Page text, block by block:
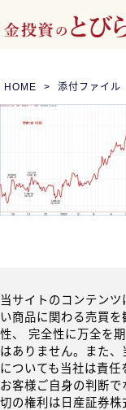
HOME 添付ファイル
当サイトのコンテン
い商品に関わる売買
性、 完全性に万全を
はありません。また
についても当社は責任
お客様ご自身の判断
切の権利は日産証券